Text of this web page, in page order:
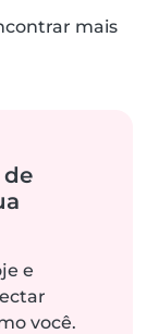
mais
e
você.